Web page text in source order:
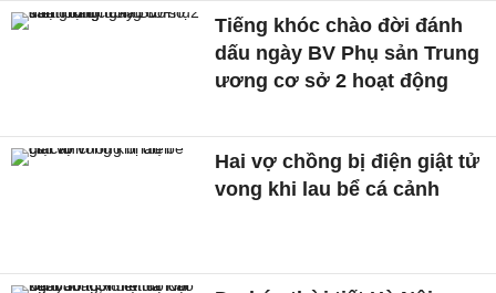
Tiếng khóc chào đời đánh
dấu ngày BV Phụ sản Trung
ương cơ sở 2 hoạt động
Hai vợ chồng bị điện giật tử
vong khi lau bể cá cảnh